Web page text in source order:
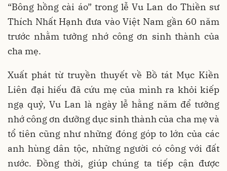
“Bông hồng cài áo” trong lễ Vu Lan do Thiền sư
Thích Nhất Hạnh đưa vào Việt Nam gần 60 năm
trước nhằm tưởng nhớ công ơn sinh thành của
cha mẹ.
Xuất phát từ truyền thuyết về Bồ tát Mục Kiền
Liên đại hiếu đã cứu mẹ của mình ra khỏi kiếp
ngạ quỷ, Vu Lan là ngày lễ hằng năm để tưởng
nhớ công ơn dưỡng dục sinh thành của cha mẹ và
tổ tiên cũng như những đóng góp to lớn của các
anh hùng dân tộc, những người có công với đất
nước. Ðồng thời, giúp chúng ta tiếp cận được